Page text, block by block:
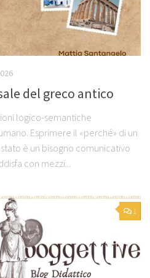
del greco antico
logico-semantiche
Esprimere il «perché» di un
è un bisogno comunicativo
con mezzi...
1